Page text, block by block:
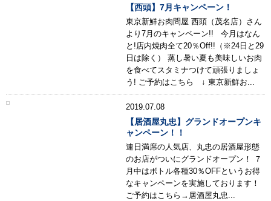
【西頭】7月キャンペーン！
東京新鮮お肉問屋 西頭（茂名店）さん
より7月のキャンペーン!! 今月はなん
と!店内焼肉全て20％Off!!（※24日と29
日は除く） 蒸し暑い夏も美味しいお肉
を食べてスタミナつけて頑張りましょ
う! ご予約はこちら ↓ 東京新鮮お...
2019.07.08
【居酒屋丸忠】グランドオープンキ
ャンペーン！！
連日満席の人気店、丸忠の居酒屋形態
のお店がついにグランドオープン！ ７
月中はボトル各種30％OFFというお得
なキャンペーンを実施しております！
ご予約はこちら→居酒屋丸忠...